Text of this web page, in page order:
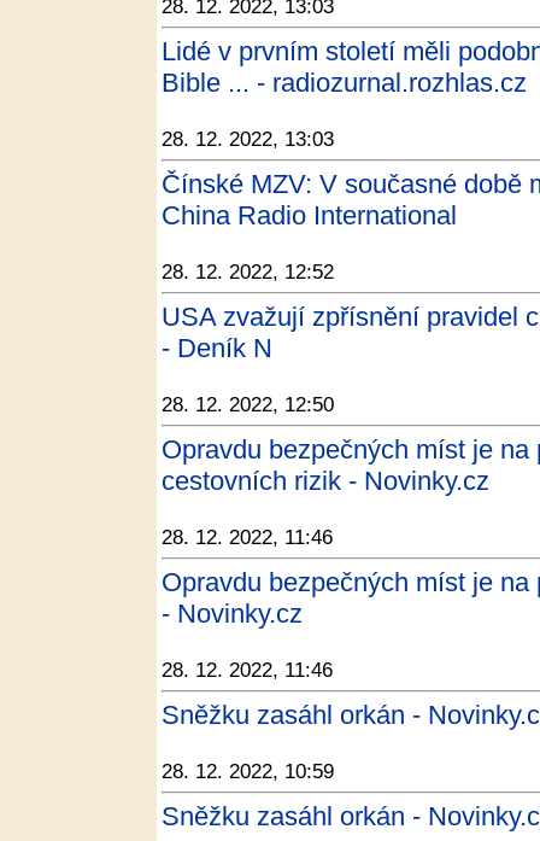
28. 12. 2022, 13:03
Lidé v prvním století měli
Bible ... - radiozurnal.rozhlas.cz
28. 12. 2022, 13:03
Čínské MZV: V současné době
China Radio International
28. 12. 2022, 12:52
USA zvažují zpřísnění pravidel
- Deník N
28. 12. 2022, 12:50
Opravdu bezpečných míst je
cestovních rizik - Novinky.cz
28. 12. 2022, 11:46
Opravdu bezpečných míst je
- Novinky.cz
28. 12. 2022, 11:46
Sněžku zasáhl orkán -
28. 12. 2022, 10:59
Sněžku zasáhl orkán -